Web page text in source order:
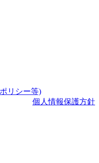
リシー等)
個人情報保護方針